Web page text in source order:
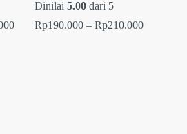
Rentang
Dinilai 5.00dari 5
Rp190.000 – Rp210.000Rentang